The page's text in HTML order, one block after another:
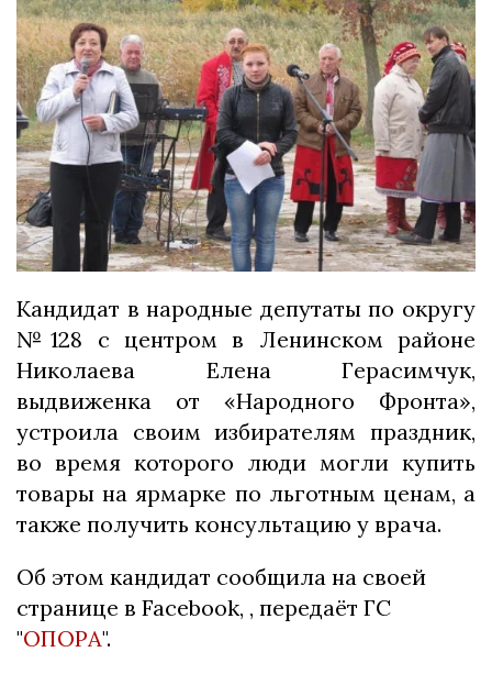
Кандидат в народные депутаты по округу
№128 с центром в Ленинском районе
Николаева Елена Герасимчук,
выдвиженка от «Народного Фронта»,
устроила своим избирателям праздник,
во время которого люди могли купить
товары на ярмарке по льготным ценам, а
также получить консультацию у врача.
Об этом кандидат сообщила на своей
странице в Facebook, , передаёт ГС
"ОПОРА".